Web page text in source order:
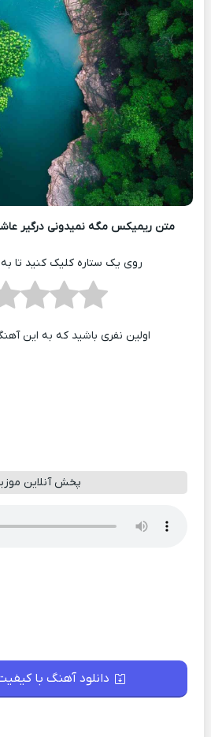
متن ریمیکس مگه نمیدونی درگیر
روی یک ستاره کلیک کنید تا به
اولین نفری باشید که به این
پخش آنلاین
دانلود آهنگ با کیفیت